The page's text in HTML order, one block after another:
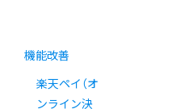
機能改善
楽天ペイ（オ
ンライン決